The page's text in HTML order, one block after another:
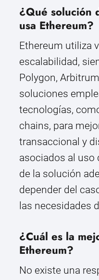
¿Qué solución
usa Ethereum?
Ethereum utiliza
escalabilidad,
Polygon,
soluciones
tecnologías,
chains, para
transaccional y
asociados al uso
de la solución
depender del
las necesidades
¿Cuál es la
Ethereum?
No existe una